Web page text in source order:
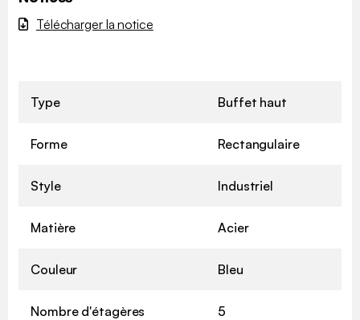
Télécharger la notice
Type Buffet haut
Forme Rectangulaire
Style Industriel
Matière Acier
Couleur Bleu
Nombre d'étagères 5